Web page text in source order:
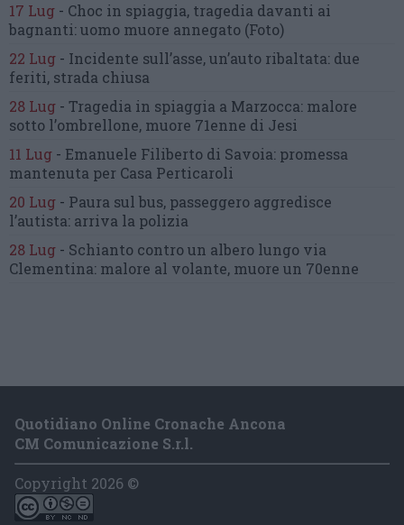
17 Lug - Choc in spiaggia, tragedia davanti ai
bagnanti:uomo muore annegato (Foto)
22 Lug - Incidente sull’asse, un’auto ribaltata: due
feriti, strada chiusa
28 Lug - Tragedia in spiaggia a Marzocca: malore
sotto l’ombrellone, muore 71enne di Jesi
11 Lug - Emanuele Filiberto di Savoia: promessa
mantenuta per Casa Perticaroli
20 Lug - Paura sul bus, passeggero aggredisce
l’autista: arriva la polizia
28 Lug - Schianto contro un albero lungo via
Clementina: malore al volante, muore un 70enne
Quotidiano Online Cronache Ancona
CM Comunicazione S.r.l.
Copyright 2026 ©